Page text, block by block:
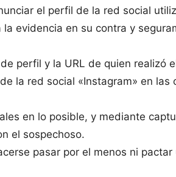
el perfil de la red social
evidencia en su contra y
perfil y la URL de quien realizó
la red social «Instagram» en
en lo posible, y mediante
el sospechoso.
pasar por el menos ni